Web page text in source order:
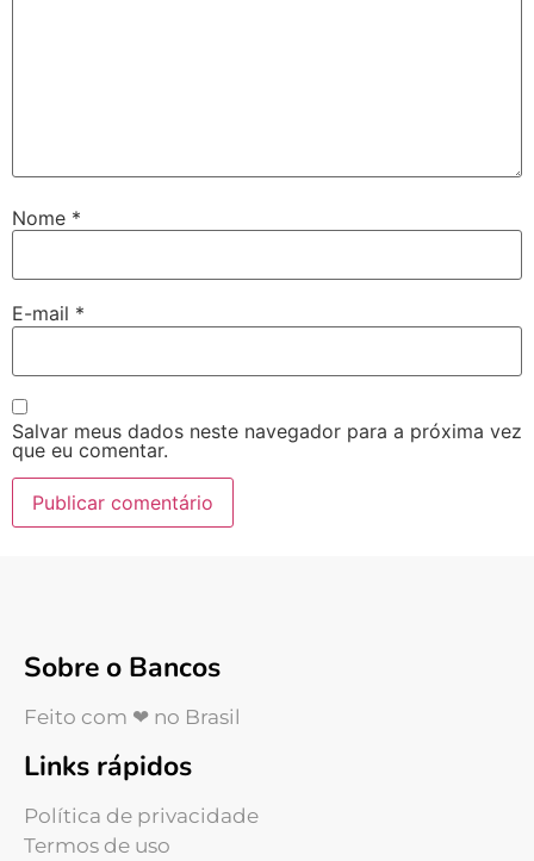
Nome *
E-mail *
Salvar meus dados neste navegador para a próxima vez
que eu comentar.
Sobre o Bancos
Feito com ❤ no Brasil
Links rápidos
Política de privacidade
Termos de uso